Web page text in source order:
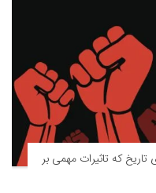
که تاثیرات مهمی بر